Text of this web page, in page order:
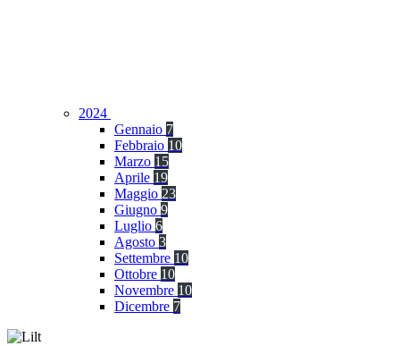
2024
Gennaio 7
Febbraio 10
Marzo 15
Aprile 19
Maggio 23
Giugno 9
Luglio 6
Agosto 3
Settembre 10
Ottobre 10
Novembre 10
Dicembre 7